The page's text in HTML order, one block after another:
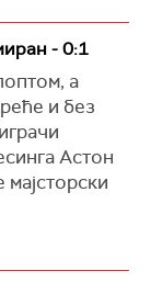
- 0:1
а
и без
Астон